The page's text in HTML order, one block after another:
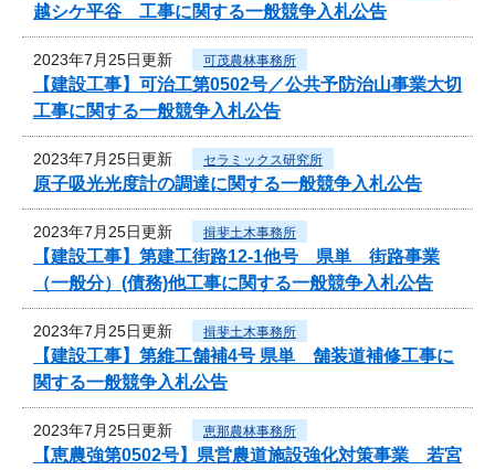
越シケ平谷 工事に関する一般競争入札公告
2023年7月25日更新 可茂農林事務所
【建設工事】可治工第0502号／公共予防治山事業大切
工事に関する一般競争入札公告
2023年7月25日更新 セラミックス研究所
原子吸光光度計の調達に関する一般競争入札公告
2023年7月25日更新 揖斐土木事務所
【建設工事】第建工街路12-1他号 県単 街路事業
（一般分）(債務)他工事に関する一般競争入札公告
2023年7月25日更新 揖斐土木事務所
【建設工事】第維工舗補4号 県単 舗装道補修工事に
関する一般競争入札公告
2023年7月25日更新 恵那農林事務所
【恵農強第0502号】県営農道施設強化対策事業 若宮